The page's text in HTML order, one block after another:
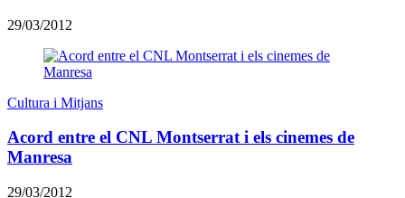
29/03/2012
Cultura i Mitjans
Acord entre el CNL Montserrat i els cinemes de
Manresa
29/03/2012